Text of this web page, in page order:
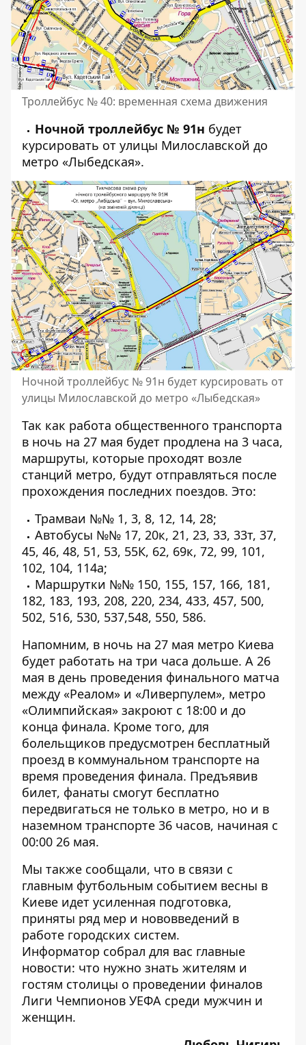
Троллейбус № 40: временная схема движения
Ночной троллейбус № 91н будет
курсировать от улицы Милославской до
метро «Лыбедская».
Ночной троллейбус № 91н будет курсировать от
улицы Милославской до метро «Лыбедская»
Так как работа общественного транспорта
в ночь на 27 мая будет продлена на 3 часа,
маршруты, которые проходят возле
станций метро, будут отправляться после
прохождения последних поездов. Это:
Трамваи №№ 1, 3, 8, 12, 14, 28;
Автобусы №№ 17, 20к, 21, 23, 33, 33т, 37,
45, 46, 48, 51, 53, 55К, 62, 69к, 72, 99, 101,
102, 104, 114а;
Маршрутки №№ 150, 155, 157, 166, 181,
182, 183, 193, 208, 220, 234, 433, 457, 500,
502, 516, 530, 537,548, 550, 586.
Напомним, в ночь на 27 мая метро Киева
будет работать на три часа дольше. А 26
мая в день проведения финального матча
между «Реалом» и «Ливерпулем», метро
«Олимпийская» закроют с 18:00 и до
конца финала. Кроме того, для
болельщиков предусмотрен бесплатный
проезд в коммунальном транспорте на
время проведения финала. Предъявив
билет, фанаты смогут бесплатно
передвигаться не только в метро, но и в
наземном транспорте 36 часов, начиная с
00:00 26 мая.
Мы также сообщали, что в связи с
главным футбольным событием весны в
Киеве идет усиленная подготовка,
приняты ряд мер и нововведений в
работе городских систем.
Информатор собрал для вас главные
новости: что нужно знать жителям и
гостям столицы о проведении финалов
Лиги Чемпионов УЕФА среди мужчин и
женщин.